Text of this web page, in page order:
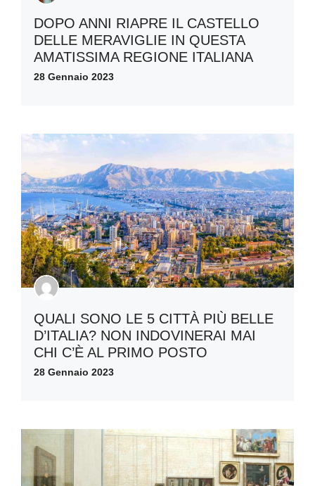
DOPO ANNI RIAPRE IL CASTELLO
DELLE MERAVIGLIE IN QUESTA
AMATISSIMA REGIONE ITALIANA
28 Gennaio 2023
QUALI SONO LE 5 CITTÀ PIÙ BELLE
D’ITALIA? NON INDOVINERAI MAI
CHI C’È AL PRIMO POSTO
28 Gennaio 2023